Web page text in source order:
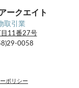
ークエイト
取引業
11番27号
0058
ポリシー